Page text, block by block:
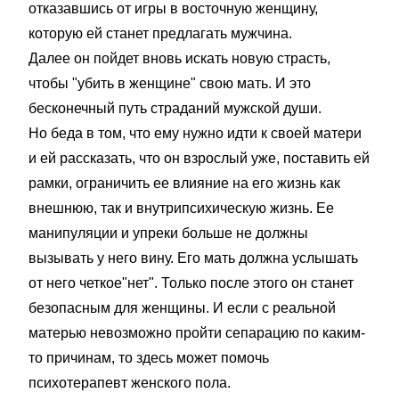
отказавшись от игры в восточную женщину,
которую ей станет предлагать мужчина.
Далее он пойдет вновь искать новую страсть,
чтобы "убить в женщине" свою мать. И это
бесконечный путь страданий мужской души.
Но беда в том, что ему нужно идти к своей матери
и ей рассказать, что он взрослый уже, поставить ей
рамки, ограничить ее влияние на его жизнь как
внешнюю, так и внутрипсихическую жизнь. Ее
манипуляции и упреки больше не должны
вызывать у него вину. Его мать должна услышать
от него четкое"нет". Только после этого он станет
безопасным для женщины. И если с реальной
матерью невозможно пройти сепарацию по каким-
то причинам, то здесь может помочь
психотерапевт женского пола.